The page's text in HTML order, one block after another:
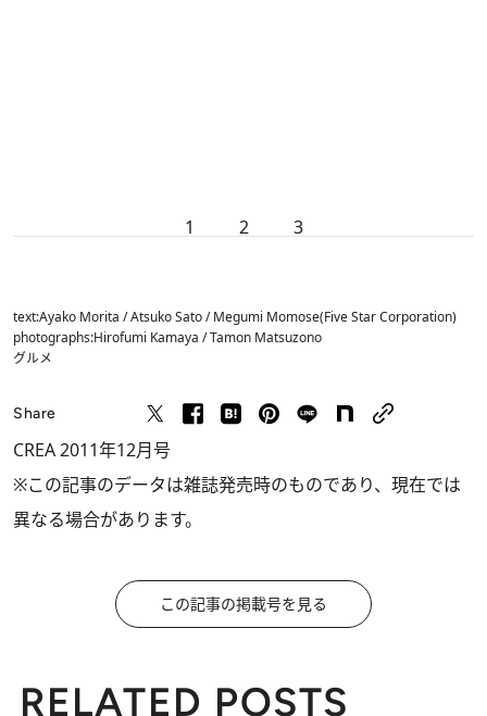
1 2 3
text:Ayako Morita / Atsuko Sato / Megumi Momose(Five Star Corporation)
photographs:Hirofumi Kamaya / Tamon Matsuzono
グルメ
Share
CREA 2011年12月号
※この記事のデータは雑誌発売時のものであり、現在では
異なる場合があります。
この記事の掲載号を見る
RELATED POSTS